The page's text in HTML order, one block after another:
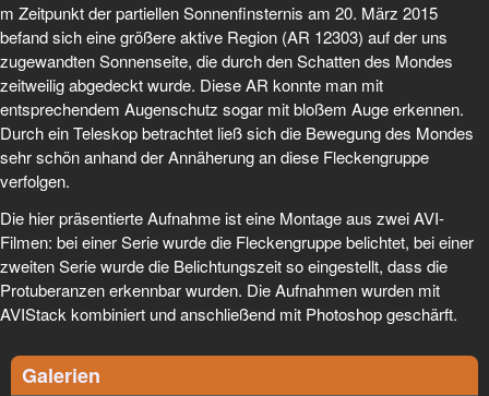
m Zeitpunkt der partiellen Sonnenfinsternis am 20. März 2015
befand sich eine größere aktive Region (AR 12303) auf der uns
zugewandten Sonnenseite, die durch den Schatten des Mondes
zeitweilig abgedeckt wurde. Diese AR konnte man mit
entsprechendem Augenschutz sogar mit bloßem Auge erkennen.
Durch ein Teleskop betrachtet ließ sich die Bewegung des Mondes
sehr schön anhand der Annäherung an diese Fleckengruppe
verfolgen.
Die hier präsentierte Aufnahme ist eine Montage aus zwei AVI-
Filmen: bei einer Serie wurde die Fleckengruppe belichtet, bei einer
zweiten Serie wurde die Belichtungszeit so eingestellt, dass die
Protuberanzen erkennbar wurden. Die Aufnahmen wurden mit
AVIStack kombiniert und anschließend mit Photoshop geschärft.
Galerien